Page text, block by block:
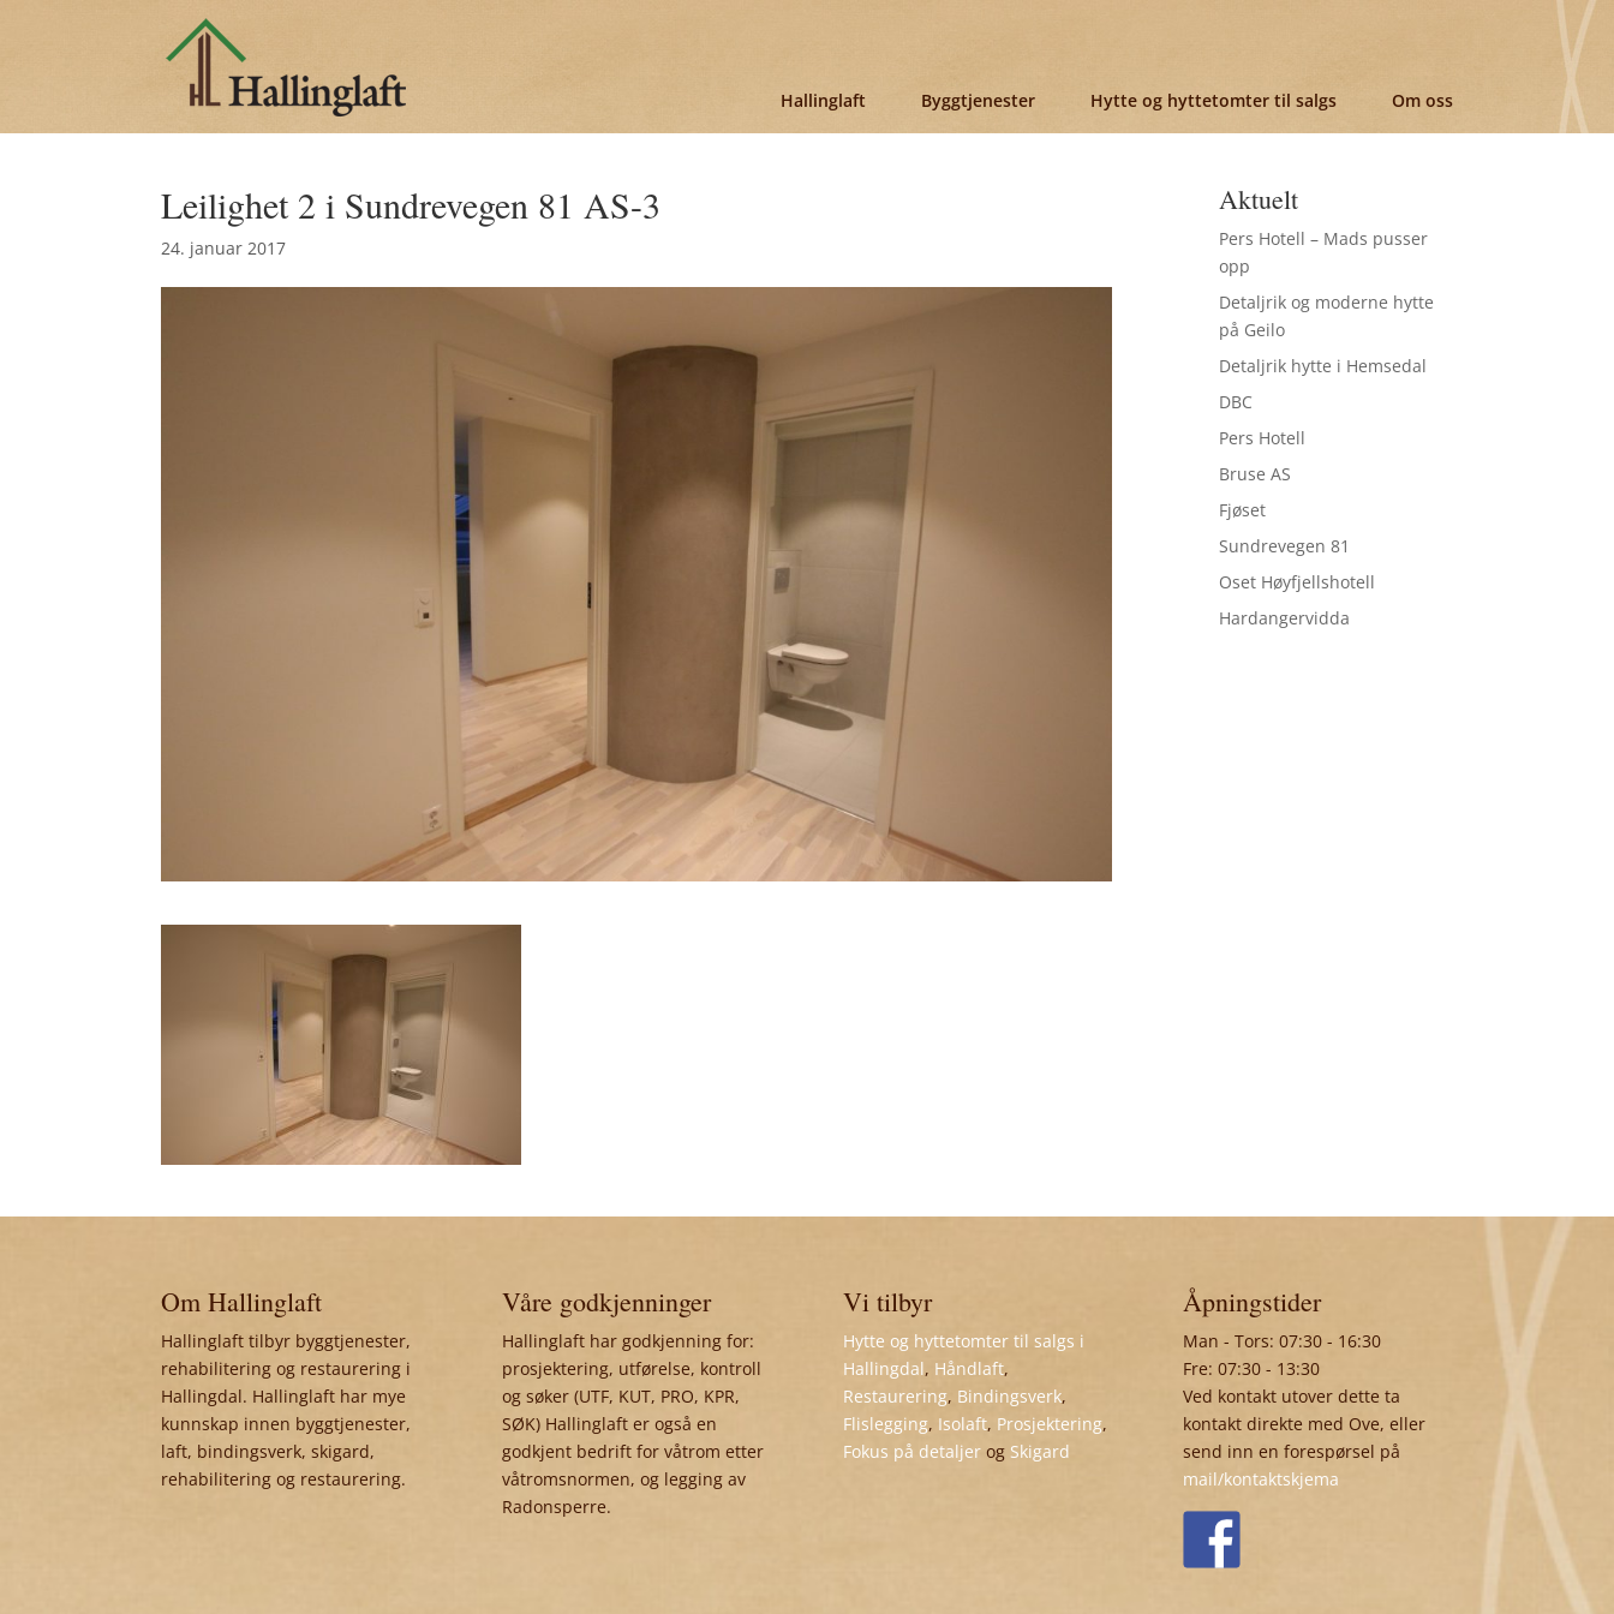
Hallinglaft Byggtjenester Hytte og hyttetomter til salgs Om oss
Leilighet 2 i Sundrevegen 81 AS-3
24. januar 2017
Aktuelt
Pers Hotell – Mads pusser
opp
Detaljrik og moderne hytte
på Geilo
Detaljrik hytte i Hemsedal
DBC
Pers Hotell
Bruse AS
Fjøset
Sundrevegen 81
Oset Høyfjellshotell
Hardangervidda
Om Hallinglaft
Hallinglaft tilbyr byggtjenester,
rehabilitering og restaurering i
Hallingdal. Hallinglaft har mye
kunnskap innen byggtjenester,
laft, bindingsverk, skigard,
rehabilitering og restaurering.
Våre godkjenninger
Hallinglaft har godkjenning for:
prosjektering, utførelse, kontroll
og søker (UTF, KUT, PRO, KPR,
SØK) Hallinglaft er også en
godkjent bedrift for våtrom etter
våtromsnormen, og legging av
Radonsperre.
Vi tilbyr
Hytte og hyttetomter til salgs i
Hallingdal, Håndlaft,
Restaurering, Bindingsverk,
Flislegging, Isolaft, Prosjektering,
Fokus på detaljerog Skigard
Åpningstider
Man - Tors: 07:30 - 16:30
Fre: 07:30 - 13:30
Ved kontakt utover dette ta
kontakt direkte med Ove, eller
send inn en forespørsel på
mail/kontaktskjema